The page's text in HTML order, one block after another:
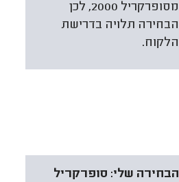
מסופרקריל 2000, לכן
הבחירה תלויה בדרישת
הלקוח.
הבחירה שלי: סופרקריל